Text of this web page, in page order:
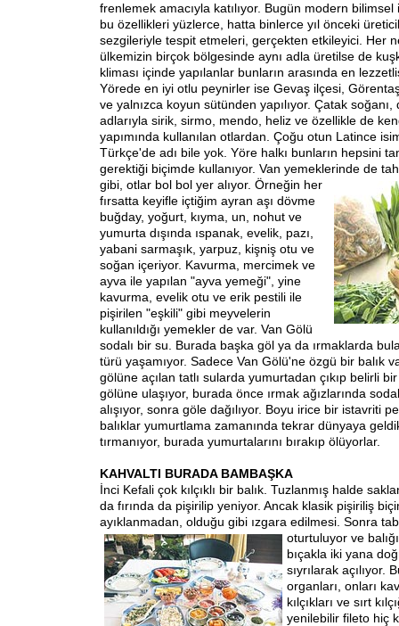
frenlemek amacıyla katılıyor. Bugün modern
bu özellikleri yüzlerce, hatta binlerce yıl önceki
sezgileriyle tespit etmeleri, gerçekten etkileyici. Her
ülkemizin birçok bölgesinde aynı adla üretilse de
kliması içinde yapılanlar bunların arasında en
Yörede en iyi otlu peynirler ise Gevaş ilçesi,
ve yalnızca koyun sütünden yapılıyor. Çatak
adlarıyla sirik, sirmo, mendo, heliz ve özellikle de
yapımında kullanılan otlardan. Çoğu otun Latince
Türkçe'de adı bile yok. Yöre halkı bunların hepsini
gerektiği biçimde kullanıyor. Van yemeklerinde de
gibi, otlar bol bol yer alıyor. Örneğin her
fırsatta keyifle içtiğim ayran aşı dövme
buğday, yoğurt, kıyma, un, nohut ve
yumurta dışında ıspanak, evelik, pazı,
yabani sarmaşık, yarpuz, kişniş otu ve
soğan içeriyor. Kavurma, mercimek ve
ayva ile yapılan "ayva yemeği", yine
kavurma, evelik otu ve erik pestili ile
pişirilen "eşkili" gibi meyvelerin
kullanıldığı yemekler de var. Van Gölü
sodalı bir su. Burada başka göl ya da ırmaklarda
türü yaşamıyor. Sadece Van Gölü'ne özgü bir balık
gölüne açılan tatlı sularda yumurtadan çıkıp belirli
gölüne ulaşıyor, burada önce ırmak ağızlarında
alışıyor, sonra göle dağılıyor. Boyu irice bir istavriti
balıklar yumurtlama zamanında tekrar dünyaya
tırmanıyor, burada yumurtalarını bırakıp ölüyorlar.
KAHVALTI BURADA BAMBAŞKA
İnci Kefali çok kılçıklı bir balık. Tuzlanmış halde
da fırında da pişirilip yeniyor. Ancak klasik pişiriliş
ayıklanmadan, olduğu gibi ızgara edilmesi. Sonra
oturtuluyor ve
bıçakla iki yana
sıyrılarak açılıyor.
organları, onları
kılçıkları ve sırt
yenilebilir fileto hiç